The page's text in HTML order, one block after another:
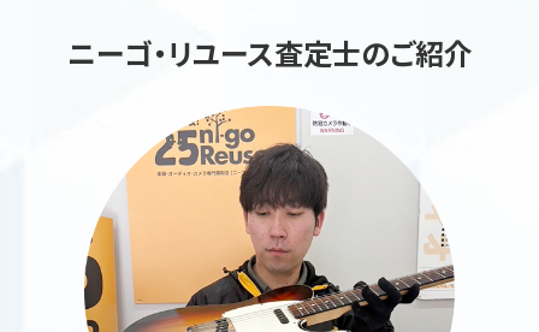
ニーゴ・リユース査定士のご紹介